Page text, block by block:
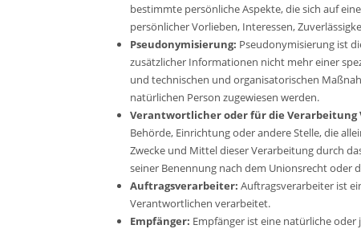
bestimmte persönliche Aspekte, die sich auf
persönlicher Vorlieben, Interessen,
Pseudonymisierung: Pseudonymisierung ist
zusätzlicher Informationen nicht mehr einer
und technischen und organisatorischen
natürlichen Person zugewiesen werden.
Verantwortlicher oder für die
Behörde, Einrichtung oder andere Stelle, die
Zwecke und Mittel dieser Verarbeitung durch
seiner Benennung nach dem Unionsrecht oder
Auftragsverarbeiter: Auftragsverarbeiter ist
Verantwortlichen verarbeitet.
Empfänger: Empfänger ist eine natürliche